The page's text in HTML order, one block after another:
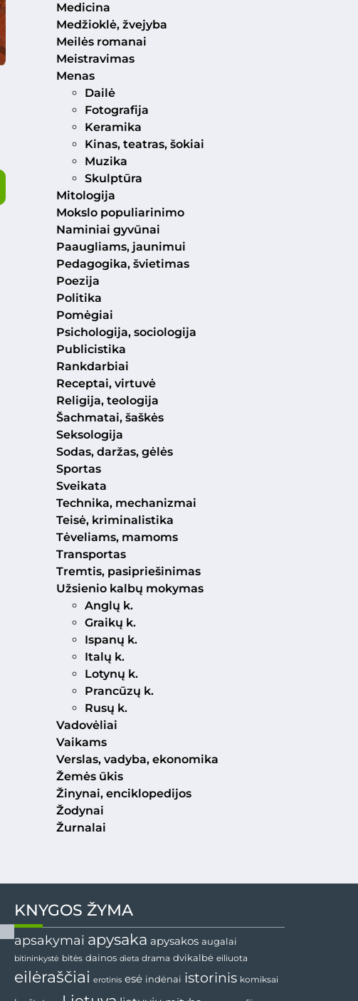
Medicina
Medžioklė, žvejyba
Meilės romanai
Meistravimas
Menas
Dailė
Fotografija
Keramika
Kinas, teatras, šokiai
Muzika
Skulptūra
Mitologija
Mokslo populiarinimo
Naminiai gyvūnai
Paaugliams, jaunimui
Pedagogika, švietimas
Poezija
Politika
Pomėgiai
Psichologija, sociologija
Publicistika
Rankdarbiai
Receptai, virtuvė
Religija, teologija
Šachmatai, šaškės
Seksologija
Sodas, daržas, gėlės
Sportas
Sveikata
Technika, mechanizmai
Teisė, kriminalistika
Tėveliams, mamoms
Transportas
Tremtis, pasipriešinimas
Užsienio kalbų mokymas
Anglų k.
Graikų k.
Ispanų k.
Italų k.
Lotynų k.
Prancūzų k.
Rusų k.
Vadovėliai
Vaikams
Verslas, vadyba, ekonomika
Žemės ūkis
Žinynai, enciklopedijos
Žodynai
Žurnalai
KNYGOS ŽYMA
apsakymai apysaka apysakos augalai
bitininkystė bitės dainos dieta drama dvikalbė eiliuota
eilėraščiai erotinis esė indėnai istorinis komiksai